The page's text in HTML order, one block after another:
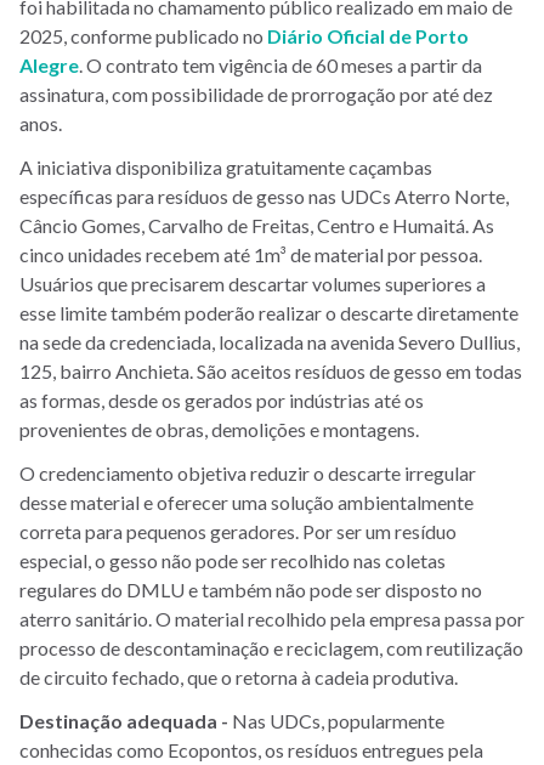
foi habilitada no chamamento público realizado em maio de
2025, conforme publicado no Diário Oficial de Porto
Alegre . O contrato tem vigência de 60 meses a partir da
assinatura, com possibilidade de prorrogação por até dez
anos.
A iniciativa disponibiliza gratuitamente caçambas
específicas para resíduos de gesso nas UDCs Aterro Norte,
Câncio Gomes, Carvalho de Freitas, Centro e Humaitá. As
cinco unidades recebem até 1m³ de material por pessoa.
Usuários que precisarem descartar volumes superiores a
esse limite também poderão realizar o descarte diretamente
na sede da credenciada, localizada na avenida Severo Dullius,
125, bairro Anchieta. São aceitos resíduos de gesso em todas
as formas, desde os gerados por indústrias até os
provenientes de obras, demolições e montagens.
O credenciamento objetiva reduzir o descarte irregular
desse material e oferecer uma solução ambientalmente
correta para pequenos geradores. Por ser um resíduo
especial, o gesso não pode ser recolhido nas coletas
regulares do DMLU e também não pode ser disposto no
aterro sanitário. O material recolhido pela empresa passa por
processo de descontaminação e reciclagem, com reutilização
de circuito fechado, que o retorna à cadeia produtiva.
Destinação adequada - Nas UDCs, popularmente
conhecidas como Ecopontos, os resíduos entregues pela